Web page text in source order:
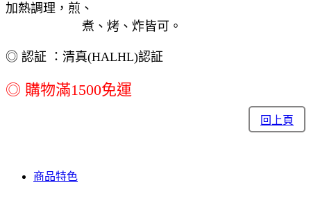
加熱調理，煎、
煮、烤、炸皆可。
◎ 認証 ：清真(HALHL)認証
◎ 購物滿1500免運
回上頁
商品特色